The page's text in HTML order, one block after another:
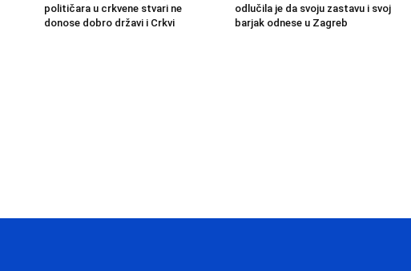
političara u crkvene stvari ne
donose dobro državi i Crkvi
odlučila je da svoju zastavu i svoj
barjak odnese u Zagreb